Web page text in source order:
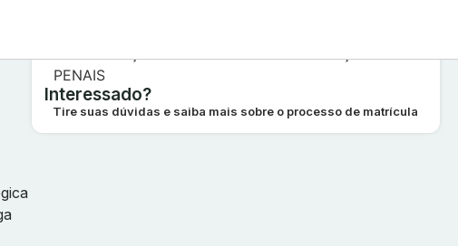
Interessado?
Tire suas dúvidas e saiba mais sobre o processo de matrícula